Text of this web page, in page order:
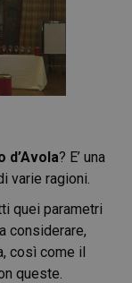
d’Avola? E’ una
varie ragioni.
quei parametri
considerare,
così come il
queste.